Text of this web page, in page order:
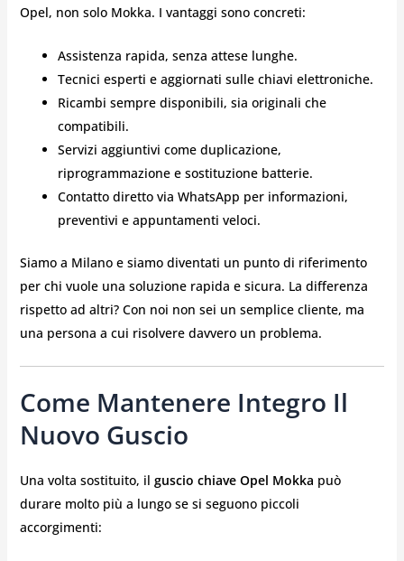
Opel, non solo Mokka. I vantaggi sono concreti:
Assistenza rapida, senza attese lunghe.
Tecnici esperti e aggiornati sulle chiavi elettroniche.
Ricambi sempre disponibili, sia originali che
compatibili.
Servizi aggiuntivi come duplicazione,
riprogrammazione e sostituzione batterie.
Contatto diretto via WhatsApp per informazioni,
preventivi e appuntamenti veloci.
Siamo a Milano e siamo diventati un punto di riferimento
per chi vuole una soluzione rapida e sicura. La differenza
rispetto ad altri? Con noi non sei un semplice cliente, ma
una persona a cui risolvere davvero un problema.
Come Mantenere Integro Il
Nuovo Guscio
Una volta sostituito, il guscio chiave Opel Mokka può
durare molto più a lungo se si seguono piccoli
accorgimenti: